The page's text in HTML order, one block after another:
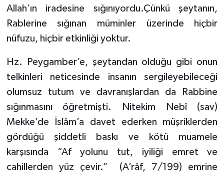
Allah’ın iradesine sığınıyordu.Çünkü şeytanın,
Rablerine sığınan müminler üzerinde hiçbir
nüfuzu, hiçbir etkinliği yoktur.
Hz. Peygamber’e, şeytandan olduğu gibi onun
telkinleri neticesinde insanın sergileyebileceği
olumsuz tutum ve davranışlardan da Rabbine
sığınmasını öğretmişti. Nitekim Nebî (sav)
Mekke’de İslâm’a davet ederken müşriklerden
gördüğü şiddetli baskı ve kötü muamele
karşısında “Af yolunu tut, iyiliği emret ve
cahillerden yüz çevir.” (A’râf, 7/199) emrine